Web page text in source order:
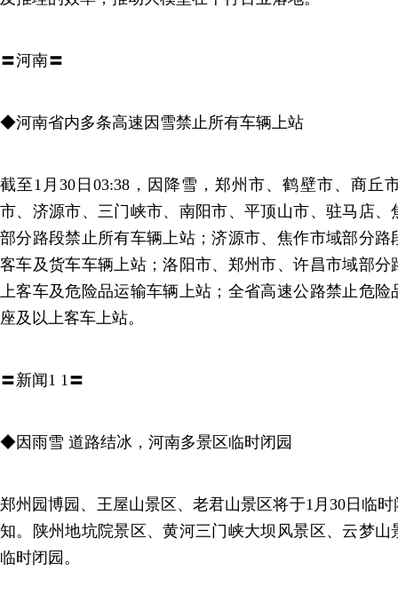
〓河南〓
◆河南省内多条高速因雪禁止所有车辆上站
截至1月30日03:38，因降雪，郑州市、鹤壁市、商丘
市、济源市、三门峡市、南阳市、平顶山市、驻马店
部分路段禁止所有车辆上站；济源市、焦作市域部分
客车及货车车辆上站；洛阳市、郑州市、许昌市域部
上客车及危险品运输车辆上站；全省高速公路禁止危
座及以上客车上站。
〓新闻1 1〓
◆因雨雪 道路结冰，河南多景区临时闭园
郑州园博园、王屋山景区、老君山景区将于1月30日临
知。陕州地坑院景区、黄河三门峡大坝风景区、云梦山
临时闭园。